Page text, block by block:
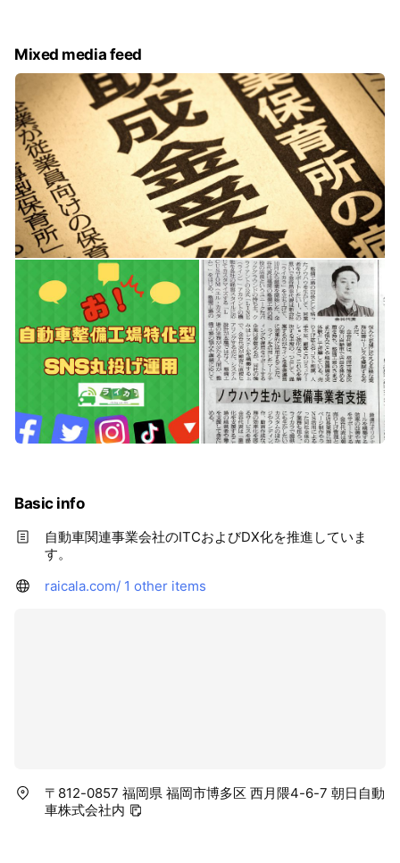
Mixed media feed
Basic info
自動車関連事業会社のITCおよびDX化を推進していま
す。
raicala.com/ 1 other items
〒812-0857 福岡県 福岡市博多区 西月隈4-6-7 朝日自動
車株式会社内